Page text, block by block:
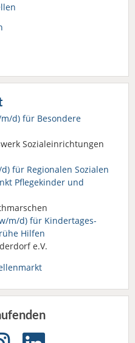
d) für Besondere
Sozialeinrichtungen
für Regionalen Sozialen
Pflegekinder und
m/d) für Kindertages­
Hilfen
e.V.